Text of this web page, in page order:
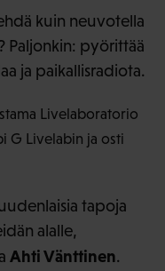
kuin neuvotella
Paljonkin: pyörittää
ja paikallisradiota.
Livelaboratorio
G Livelabin ja osti
tapoja
alalle,
Ahti Vänttinen.